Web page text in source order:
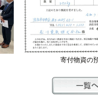
寄付物資の預